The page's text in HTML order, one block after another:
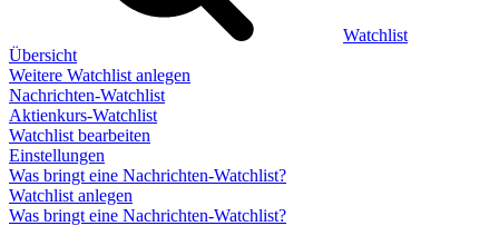
Watchlist
Übersicht
Weitere Watchlist anlegen
Nachrichten-Watchlist
Aktienkurs-Watchlist
Watchlist bearbeiten
Einstellungen
Was bringt eine Nachrichten-Watchlist?
Watchlist anlegen
Was bringt eine Nachrichten-Watchlist?